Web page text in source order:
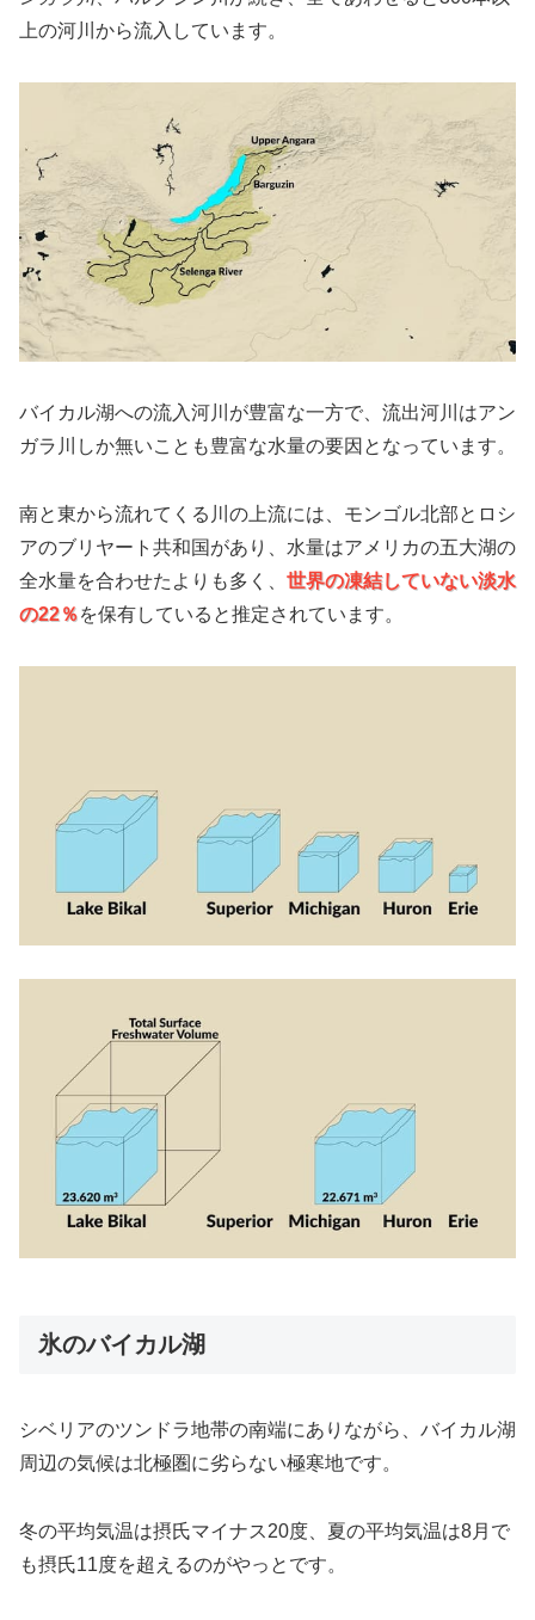
上の河川から流入しています。
バイカル湖への流入河川が豊富な一方で、流出河川はアン
ガラ川しか無いことも豊富な水量の要因となっています。
南と東から流れてくる川の上流には、モンゴル北部とロシ
アのブリヤート共和国があり、水量はアメリカの五大湖の
全水量を合わせたよりも多く、 世界の凍結していない淡水
の22％を保有していると推定されています。
氷のバイカル湖
シベリアのツンドラ地帯の南端にありながら、バイカル湖
周辺の気候は北極圏に劣らない極寒地です。
冬の平均気温は摂氏マイナス20度、夏の平均気温は8月で
も摂氏11度を超えるのがやっとです。